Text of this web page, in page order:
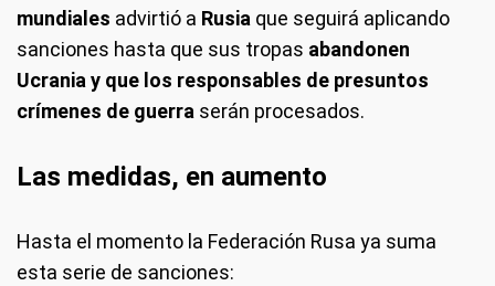
mundiales advirtió a Rusia que seguirá aplicando
sanciones hasta que sus tropas abandonen
Ucrania y que los responsables de presuntos
crímenes de guerra serán procesados.
Las medidas, en aumento
Hasta el momento la Federación Rusa ya suma
esta serie de sanciones: